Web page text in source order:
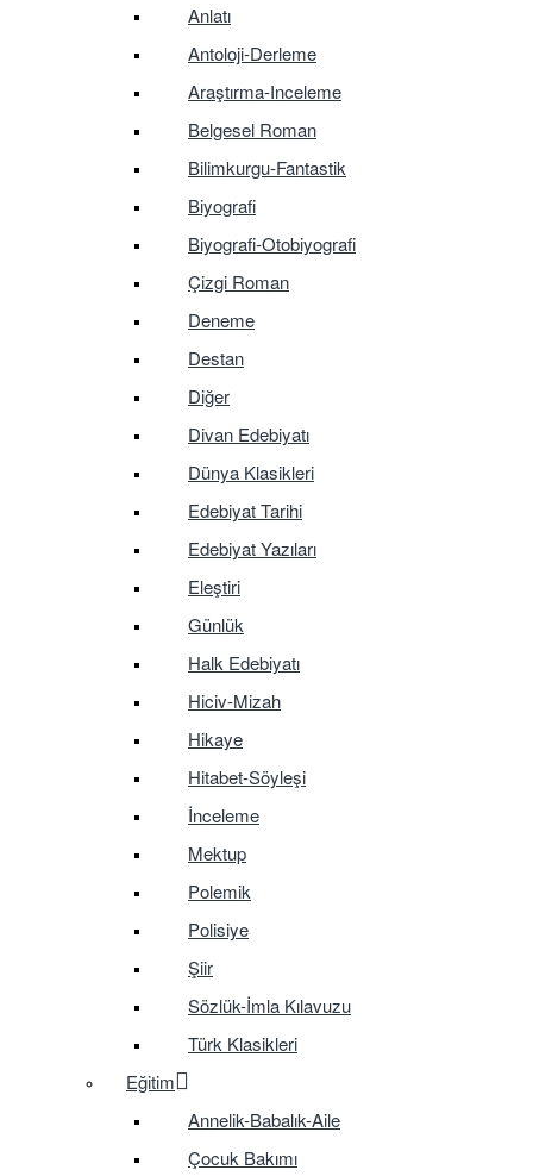
Anlatı
Antoloji-Derleme
Araştırma-Inceleme
Belgesel Roman
Bilimkurgu-Fantastik
Biyografi
Biyografi-Otobiyografi
Çizgi Roman
Deneme
Destan
Diğer
Divan Edebiyatı
Dünya Klasikleri
Edebiyat Tarihi
Edebiyat Yazıları
Eleştiri
Günlük
Halk Edebiyatı
Hiciv-Mizah
Hikaye
Hitabet-Söyleşi
İnceleme
Mektup
Polemik
Polisiye
Şiir
Sözlük-İmla Kılavuzu
Türk Klasikleri
Eğitim
Annelik-Babalık-Aile
Çocuk Bakımı